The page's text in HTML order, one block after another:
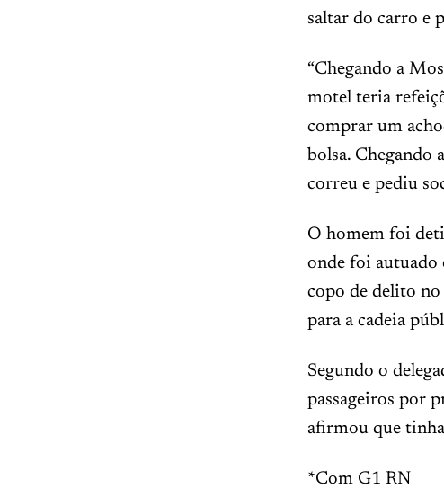
saltar do carro e
“Chegando a
motel teria
comprar um
bolsa. Chegando
correu e pediu
O homem foi
onde foi autuado
copo de delito
para a cadeia
Segundo o
passageiros por
afirmou que
*Com G1 RN